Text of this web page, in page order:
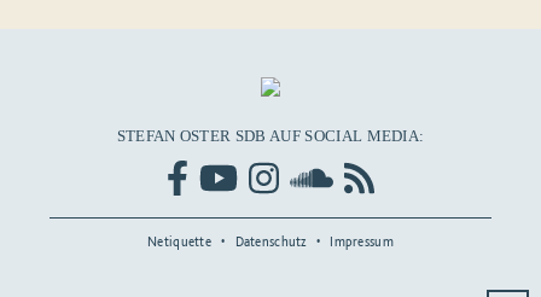
STEFAN OSTER SDB AUF SOCIAL MEDIA:
Netiquette Datenschutz Impressum